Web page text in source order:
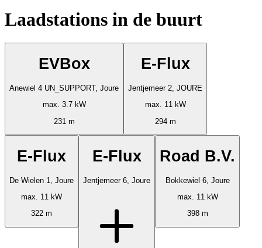
Laadstations in de buurt
EVBox
Anewiel 4 UN_SUPPORT, Joure
max. 3.7 kW
231 m
E-Flux
Jentjemeer 2, JOURE
max. 11 kW
294 m
E-Flux
De Wielen 1, Joure
max. 11 kW
322 m
E-Flux
Jentjemeer 6, Joure
Road B.V.
Bokkewiel 6, Joure
max. 11 kW
398 m